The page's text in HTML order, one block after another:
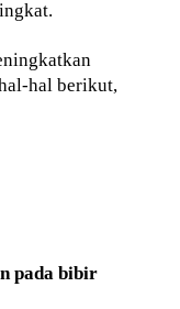
hal berikut,
pada bibir